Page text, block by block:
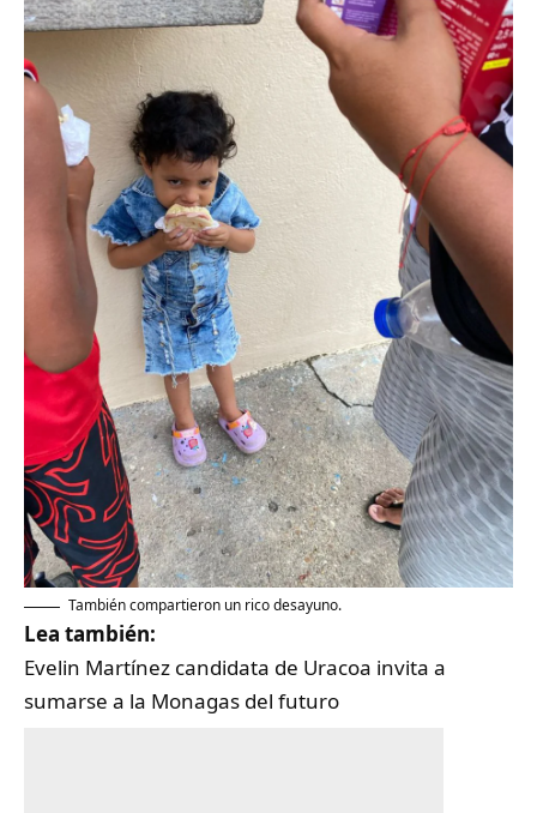
También compartieron un rico desayuno.
Lea también:
Evelin Martínez candidata de Uracoa invita a
sumarse a la Monagas del futuro